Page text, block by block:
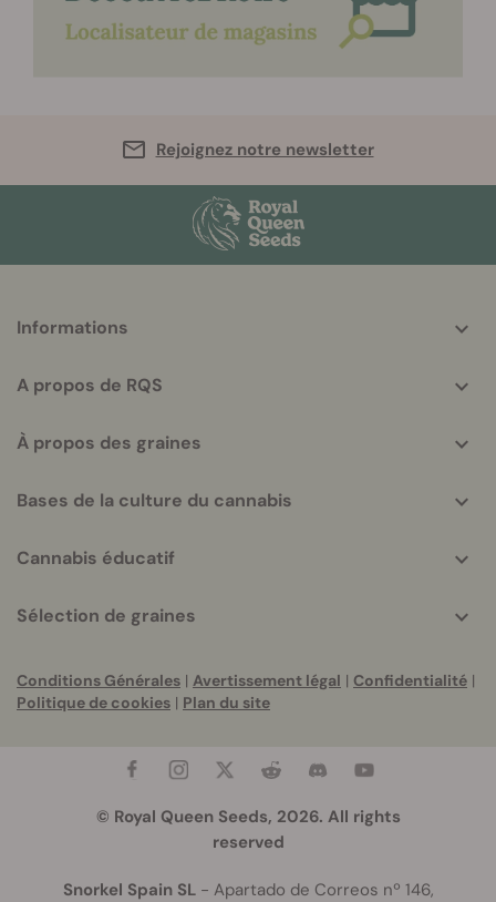
Rejoignez notre newsletter
helpful
Informations
A propos de RQS
À propos des graines
Bases de la culture du cannabis
Cannabis éducatif
Sélection de graines
Conditions Générales | Avertissement légal | Confidentialité |
Politique de cookies | Plan du site
© Royal Queen Seeds, 2026. All rights
reserved
Snorkel Spain SL- Apartado de Correos nº 146,